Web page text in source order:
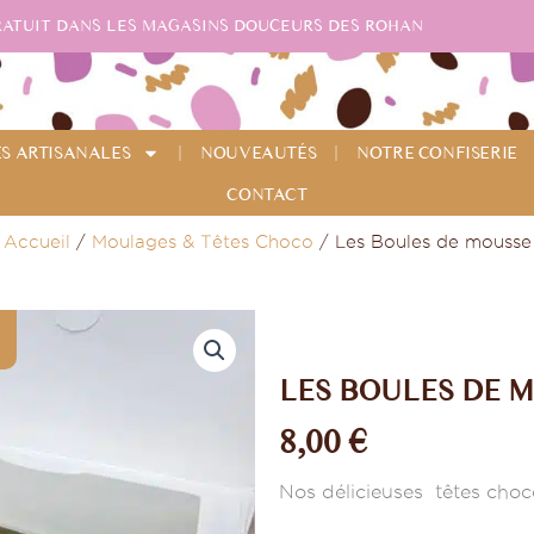
DANS LES MAGASINS DOUCEURS DES ROHAN
ARTISANALES NOUVEAUTÉS NOTRE CONFISERIE
CONTACT
Accueil / Moulages & Têtes Choco / Les Boules de mousse
LES BOULES DE
8,00€
Nos délicieuses têtes